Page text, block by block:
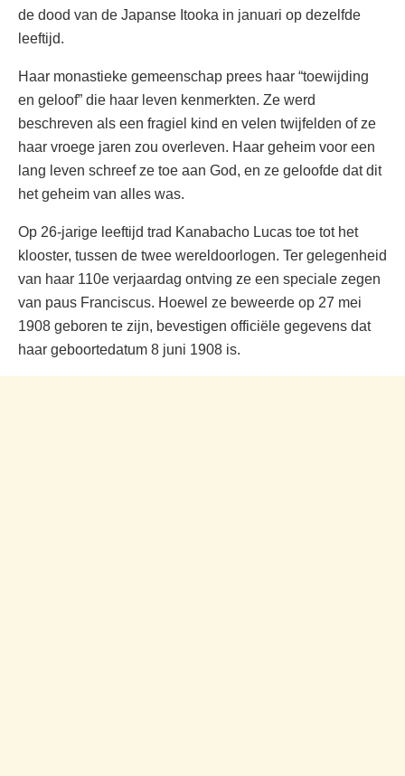
de dood van de Japanse Itooka in januari op dezelfde
leeftijd.
Haar monastieke gemeenschap prees haar “toewijding
en geloof” die haar leven kenmerkten. Ze werd
beschreven als een fragiel kind en velen twijfelden of ze
haar vroege jaren zou overleven. Haar geheim voor een
lang leven schreef ze toe aan God, en ze geloofde dat dit
het geheim van alles was.
Op 26-jarige leeftijd trad Kanabacho Lucas toe tot het
klooster, tussen de twee wereldoorlogen. Ter gelegenheid
van haar 110e verjaardag ontving ze een speciale zegen
van paus Franciscus. Hoewel ze beweerde op 27 mei
1908 geboren te zijn, bevestigen officiële gegevens dat
haar geboortedatum 8 juni 1908 is.